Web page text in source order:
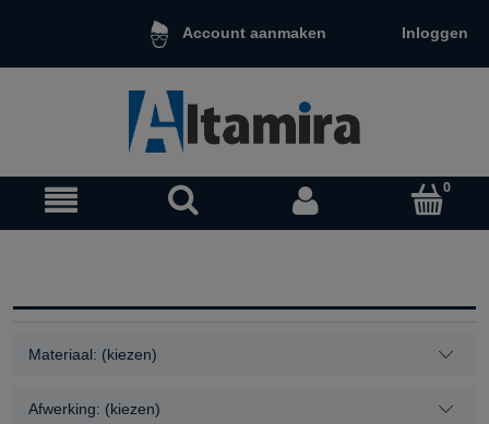
Account aanmaken Inloggen
Materiaal: (kiezen)
Afwerking: (kiezen)